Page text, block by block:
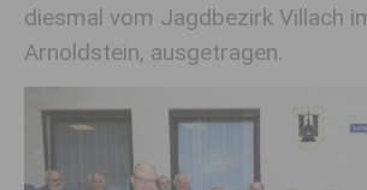
diesmal vom Jagdbezirk Villach
Arnoldstein, ausgetragen.